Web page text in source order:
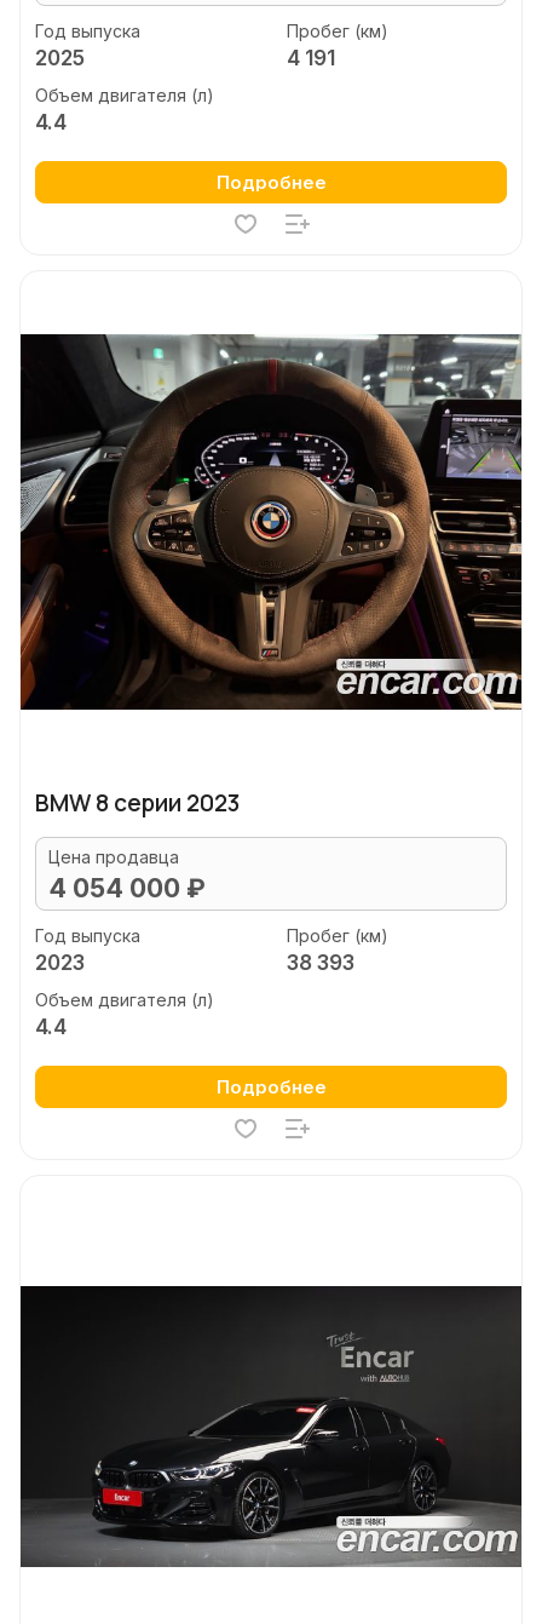
Год выпуска
2025
Пробег (км)
4 191
Объем двигателя (л)
4.4
Подробнее
BMW 8 серии 2023
Цена продавца
4 054 000 ₽
Год выпуска
2023
Пробег (км)
38 393
Объем двигателя (л)
4.4
Подробнее